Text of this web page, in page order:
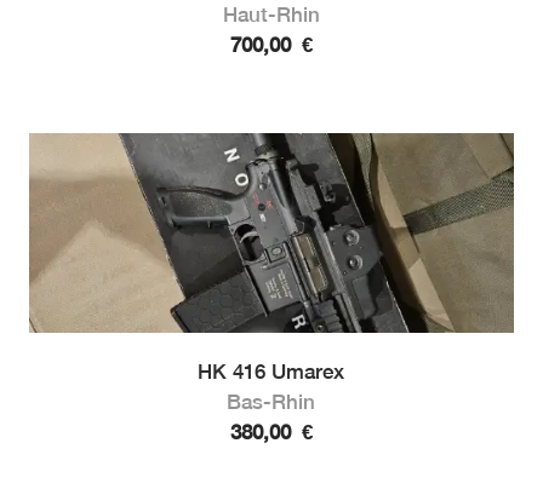
Haut-Rhin
700,00 €
HK 416 Umarex
Bas-Rhin
380,00 €